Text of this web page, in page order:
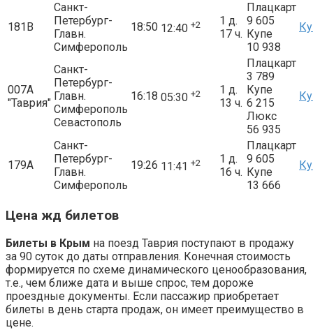
181В
Санкт-
Петербург-
Главн.
Симферополь
18:50 12:40 +2
1 д.
17 ч.
Плацкарт
9 605
Купе
10 938
007А
"Таврия"
Санкт-
Петербург-
Главн.
Симферополь
Севастополь
16:18 05:30 +2
1 д.
13 ч.
Плацкарт
3 789
Купе
6 215
Люкс
56 935
179А
Санкт-
Петербург-
Главн.
Симферополь
19:26 11:41 +2
1 д.
16 ч.
Плацкарт
9 605
Купе
13 666
Цена жд билетов
Билеты в Крым на поезд Таврия поступают в продажу
за 90 суток до даты отправления. Конечная стоимость
формируется по схеме динамического ценообразования,
т.е., чем ближе дата и выше спрос, тем дороже
проездные документы. Если пассажир приобретает
билеты в день старта продаж, он имеет преимущество в
цене.